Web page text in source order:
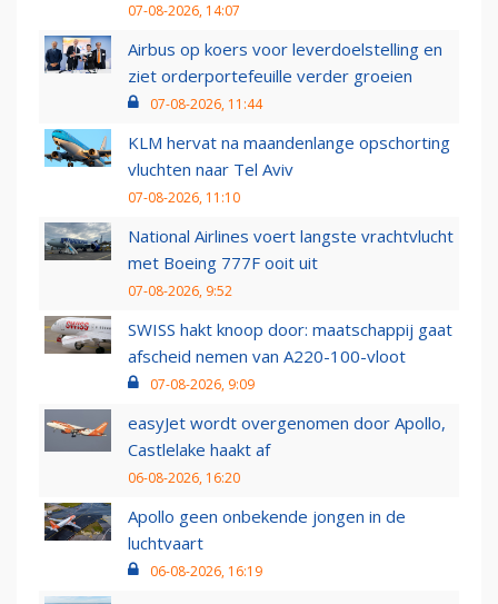
07-08-2026, 14:07
Airbus op koers voor leverdoelstelling en
ziet orderportefeuille verder groeien
07-08-2026, 11:44
KLM hervat na maandenlange opschorting
vluchten naar Tel Aviv
07-08-2026, 11:10
National Airlines voert langste vrachtvlucht
met Boeing 777F ooit uit
07-08-2026, 9:52
SWISS hakt knoop door: maatschappij gaat
afscheid nemen van A220-100-vloot
07-08-2026, 9:09
easyJet wordt overgenomen door Apollo,
Castlelake haakt af
06-08-2026, 16:20
Apollo geen onbekende jongen in de
luchtvaart
06-08-2026, 16:19